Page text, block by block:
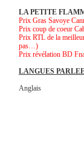
LA PETITE
Prix Gras Savoye
Prix coup de coeur
Prix RTL de la
pas…)
Prix révélation BD
LANGUES
Anglais